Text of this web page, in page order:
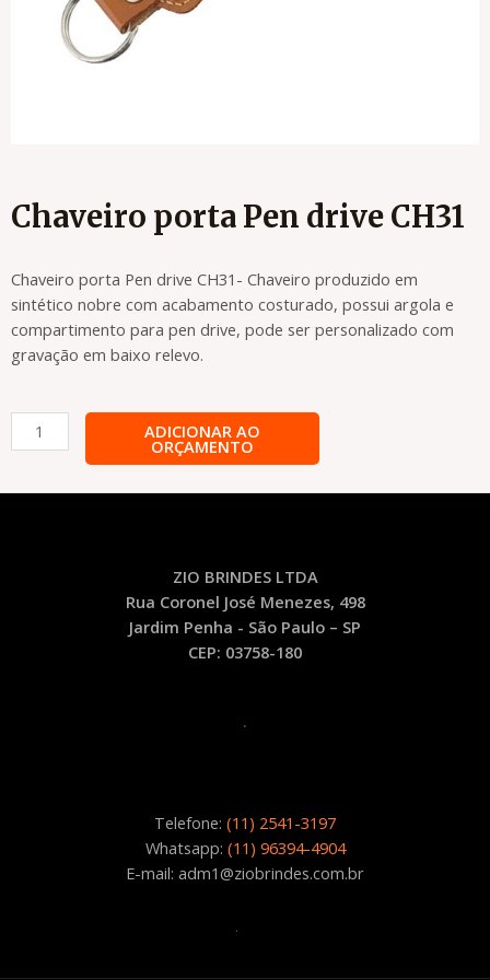
Chaveiro porta Pen drive CH31
Chaveiro porta Pen drive CH31- Chaveiro produzido em
sintético nobre com acabamento costurado, possui argola e
compartimento para pen drive, pode ser personalizado com
gravação em baixo relevo.
Chaveiro
porta
drive
ADICIONAR AO
ORÇAMENTO
ZIO BRINDES LTDA
Rua Coronel José Menezes, 498
Jardim Penha - São Paulo – SP
CEP: 03758-180
.
Telefone: (11) 2541-3197
Whatsapp: (11) 96394-4904
E-mail: adm1@ziobrindes.com.br
.